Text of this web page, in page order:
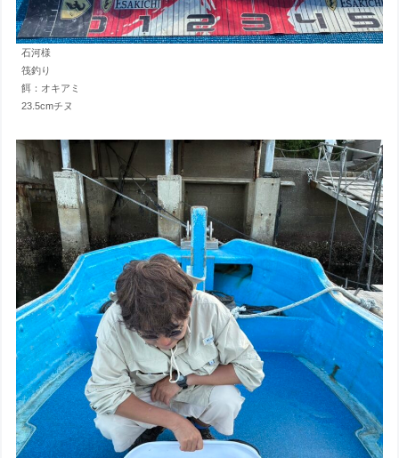
石河様
筏釣り
餌：オキアミ
23.5cmチヌ